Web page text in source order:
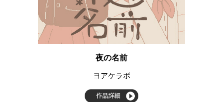
夜の名前
ヨアケラボ